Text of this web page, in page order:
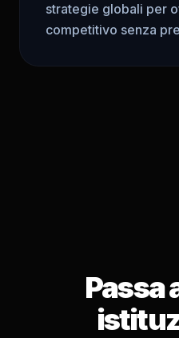
strategie globali per
competitivo senza
Passa